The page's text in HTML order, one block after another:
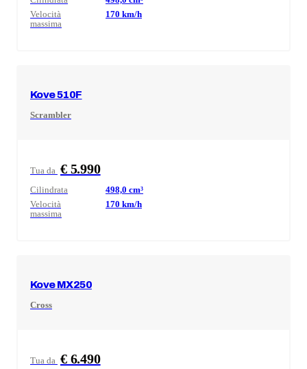
Velocità
massima
170 km/h
Kove510F
Scrambler
Tua da € 5.990
Cilindrata 498,0 cm³
Velocità
massima
170 km/h
Kove MX250
Cross
Tua da € 6.490